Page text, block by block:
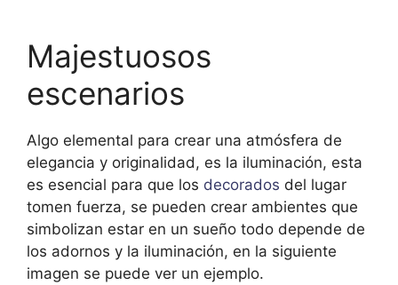
Majestuosos
escenarios
Algo elemental para crear una atmósfera de
elegancia y originalidad, es la iluminación, esta
es esencial para que los decorados del lugar
tomen fuerza, se pueden crear ambientes que
simbolizan estar en un sueño todo depende de
los adornos y la iluminación, en la siguiente
imagen se puede ver un ejemplo.